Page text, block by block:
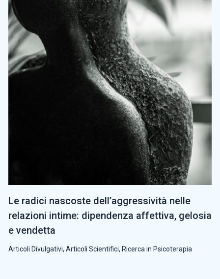
Le radici nascoste dell’aggressività nelle
relazioni intime: dipendenza affettiva, gelosia
e vendetta
Articoli Divulgativi, Articoli Scientifici, Ricerca in Psicoterapia